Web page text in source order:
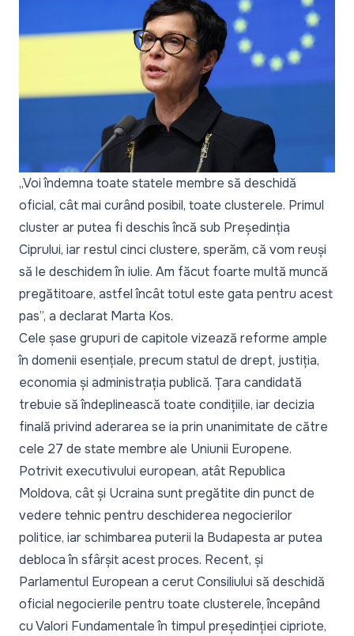
„Voi îndemna toate statele membre să deschidă
oficial, cât mai curând posibil, toate clusterele. Primul
cluster ar putea fi deschis încă sub Președinția
Ciprului, iar restul cinci clustere, sperăm, că vom reuși
să le deschidem în iulie. Am făcut foarte multă muncă
pregătitoare, astfel încât totul este gata pentru acest
pas”, a declarat Marta Kos.
Cele șase grupuri de capitole vizează reforme ample
în domenii esențiale, precum statul de drept, justiția,
economia și administrația publică. Țara candidată
trebuie să îndeplinească toate condițiile, iar decizia
finală privind aderarea se ia prin unanimitate de către
cele 27 de state membre ale Uniunii Europene.
Potrivit executivului european, atât Republica
Moldova, cât și Ucraina sunt pregătite din punct de
vedere tehnic pentru deschiderea negocierilor
politice, iar schimbarea puterii la Budapesta ar putea
debloca în sfârșit acest proces. Recent, și
Parlamentul European a cerut Consiliului să deschidă
oficial negocierile pentru toate clusterele, începând
cu Valori Fundamentale în timpul președinției cipriote,